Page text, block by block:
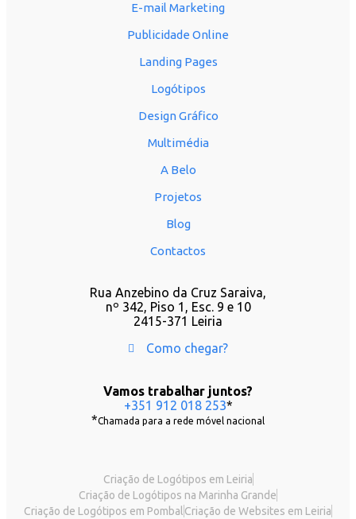
E-mail Marketing
Publicidade Online
Landing Pages
Logótipos
Design Gráfico
Multimédia
A Belo
Projetos
Blog
Contactos
Rua Anzebino da Cruz Saraiva,
nº 342, Piso 1, Esc. 9 e 10
2415-371 Leiria
Como chegar?
Vamos trabalhar juntos?
+351 912 018 253*
*Chamada para a rede móvel nacional
Criação de Logótipos em Leiria
Criação de Logótipos na Marinha Grande
Criação de Logótipos em PombalCriação de Websites em Leiria